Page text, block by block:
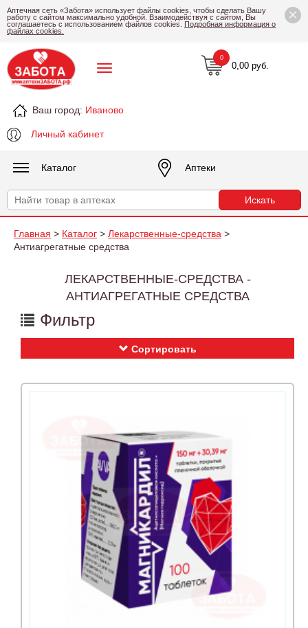
×
Аптечная сеть «Забота» использует файлы cookies, чтобы сделать Вашу
работу с сайтом максимально удобной. Взаимодействуя с сайтом, Вы
соглашаетесь с использованием файлов cookies. Подробная информация о
файлах cookies.
Ваш город: Иваново
Личный кабинет
0,00 руб.
0
Каталог Аптеки
Главная > Каталог > Лекарственные-средства >
Антиагрегатные средства
ЛЕКАРСТВЕННЫЕ-СРЕДСТВА -
АНТИАГРЕГАТНЫЕ СРЕДСТВА
Фильтр
Сортировать